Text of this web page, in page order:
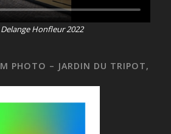
Honfleur 2022
PHOTO – JARDIN DU TRIPOT,